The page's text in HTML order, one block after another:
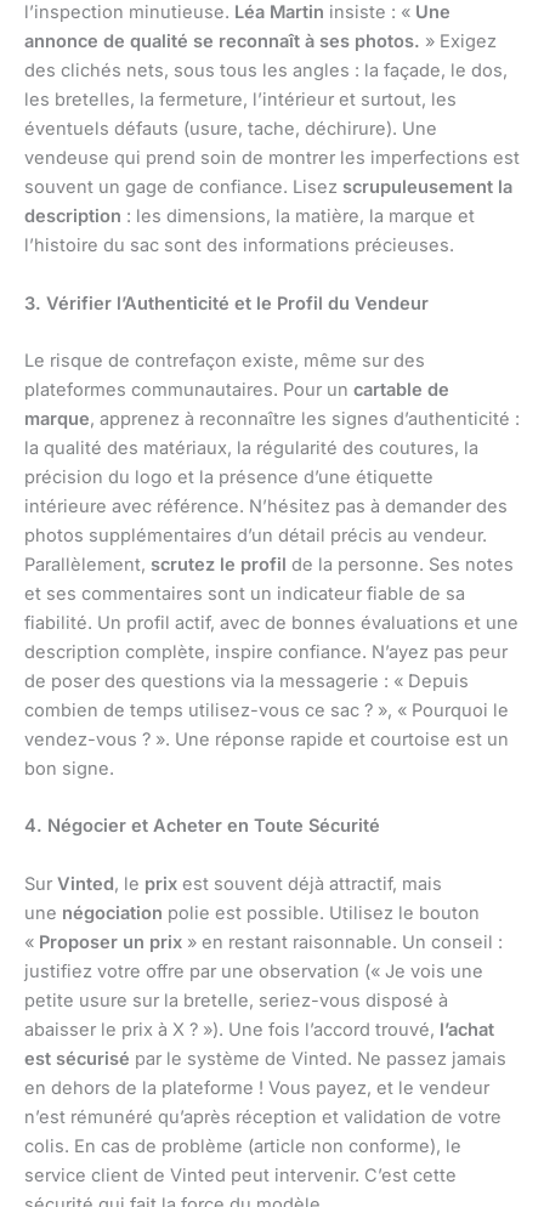
l’inspection minutieuse. Léa Martin insiste : « Une
annonce de qualité se reconnaît à ses photos. » Exigez
des clichés nets, sous tous les angles : la façade, le dos,
les bretelles, la fermeture, l’intérieur et surtout, les
éventuels défauts (usure, tache, déchirure). Une
vendeuse qui prend soin de montrer les imperfections est
souvent un gage de confiance. Lisez scrupuleusement la
description : les dimensions, la matière, la marque et
l’histoire du sac sont des informations précieuses.
3. Vérifier l’Authenticité et le Profil du Vendeur
Le risque de contrefaçon existe, même sur des
plateformes communautaires. Pour un cartable de
marque, apprenez à reconnaître les signes d’authenticité :
la qualité des matériaux, la régularité des coutures, la
précision du logo et la présence d’une étiquette
intérieure avec référence. N’hésitez pas à demander des
photos supplémentaires d’un détail précis au vendeur.
Parallèlement, scrutez le profil de la personne. Ses notes
et ses commentaires sont un indicateur fiable de sa
fiabilité. Un profil actif, avec de bonnes évaluations et une
description complète, inspire confiance. N’ayez pas peur
de poser des questions via la messagerie : « Depuis
combien de temps utilisez-vous ce sac ? », « Pourquoi le
vendez-vous ? ». Une réponse rapide et courtoise est un
bon signe.
4. Négocier et Acheter en Toute Sécurité
Sur Vinted, le prix est souvent déjà attractif, mais
une négociation polie est possible. Utilisez le bouton
« Proposer un prix » en restant raisonnable. Un conseil :
justifiez votre offre par une observation (« Je vois une
petite usure sur la bretelle, seriez-vous disposé à
abaisser le prix à X ? »). Une fois l’accord trouvé, l’achat
est sécurisé par le système de Vinted. Ne passez jamais
en dehors de la plateforme ! Vous payez, et le vendeur
n’est rémunéré qu’après réception et validation de votre
colis. En cas de problème (article non conforme), le
service client de Vinted peut intervenir. C’est cette